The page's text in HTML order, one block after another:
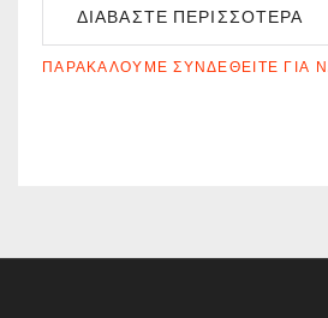
ΔΙΑΒΆΣΤΕ ΠΕΡΙΣΣΌΤΕΡΑ
ΠΑΡΑΚΑΛΟΎΜΕ ΣΥΝΔΕΘΕΊΤΕ ΓΙΑ